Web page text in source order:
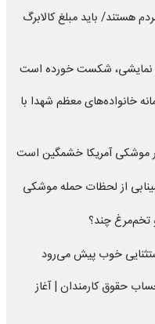
هستند/ باید مبلغ کالابرگ
نمایشی، شکست خورده است
خانواده‌های معظم شهدا با
موشکی آمریکا خشمگین است
از لحظات حمله موشکی
تخم‌مرغ چند؟
خوب پیش می‌رود
4 میلیونی بحساب حقوق کارمندان | آغاز